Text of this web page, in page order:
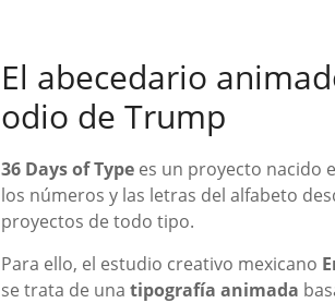
El abecedario
odio de Trump
36 Days of Type es un proyecto nacido
los números y las letras del alfabeto
proyectos de todo tipo.
Para ello, el estudio creativo mexicano
se trata de una tipografía animada